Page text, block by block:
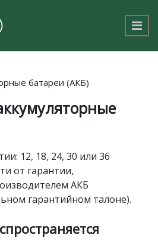
батареи (АКБ)
12, 18, 24, 30 или 36
от гарантии,
АКБ
гарантийном талоне).